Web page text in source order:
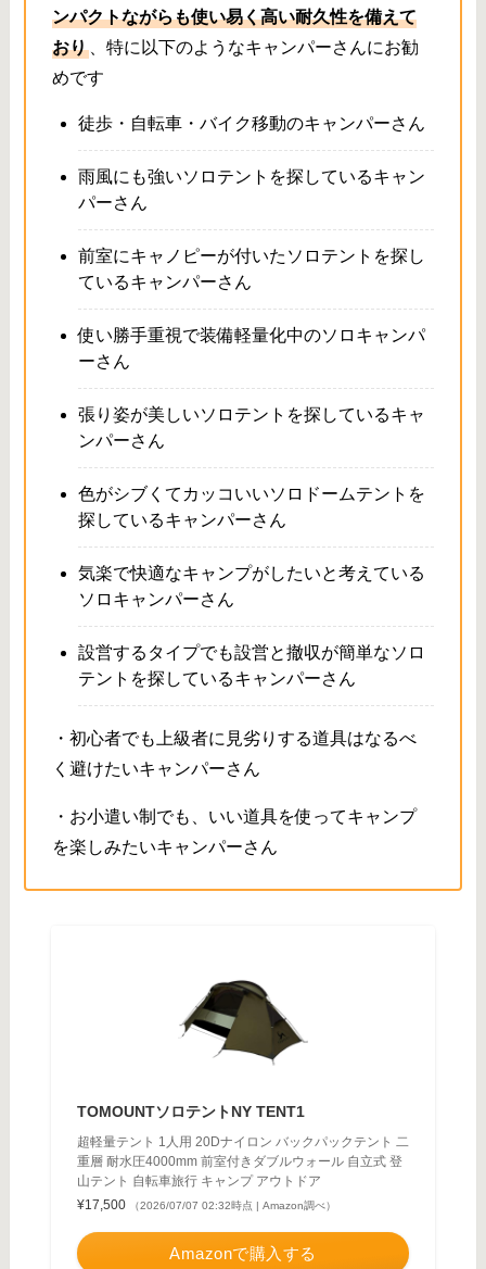
ンパクトながらも使い易く高い耐久性を備えて
おり
、特に以下のようなキャンパーさんにお勧
めです
徒歩・自転車・バイク移動のキャンパーさん
雨風にも強いソロテントを探しているキャン
パーさん
前室にキャノピーが付いたソロテントを探し
ているキャンパーさん
使い勝手重視で装備軽量化中のソロキャンパ
ーさん
張り姿が美しいソロテントを探しているキャ
ンパーさん
色がシブくてカッコいいソロドームテントを
探しているキャンパーさん
気楽で快適なキャンプがしたいと考えている
ソロキャンパーさん
設営するタイプでも設営と撤収が簡単なソロ
テントを探しているキャンパーさん
・初心者でも上級者に見劣りする道具はなるべ
く避けたいキャンパーさん
・お小遣い制でも、いい道具を使ってキャンプ
を楽しみたいキャンパーさん
TOMOUNTソロテントNY TENT1
超軽量テント 1人用 20Dナイロン バックパックテント 二
重層 耐水圧4000mm 前室付きダブルウォール 自立式 登
山テント 自転車旅行 キャンプ アウトドア
¥17,500
（2026/07/07 02:32時点 | Amazon調べ）
Amazonで購入する